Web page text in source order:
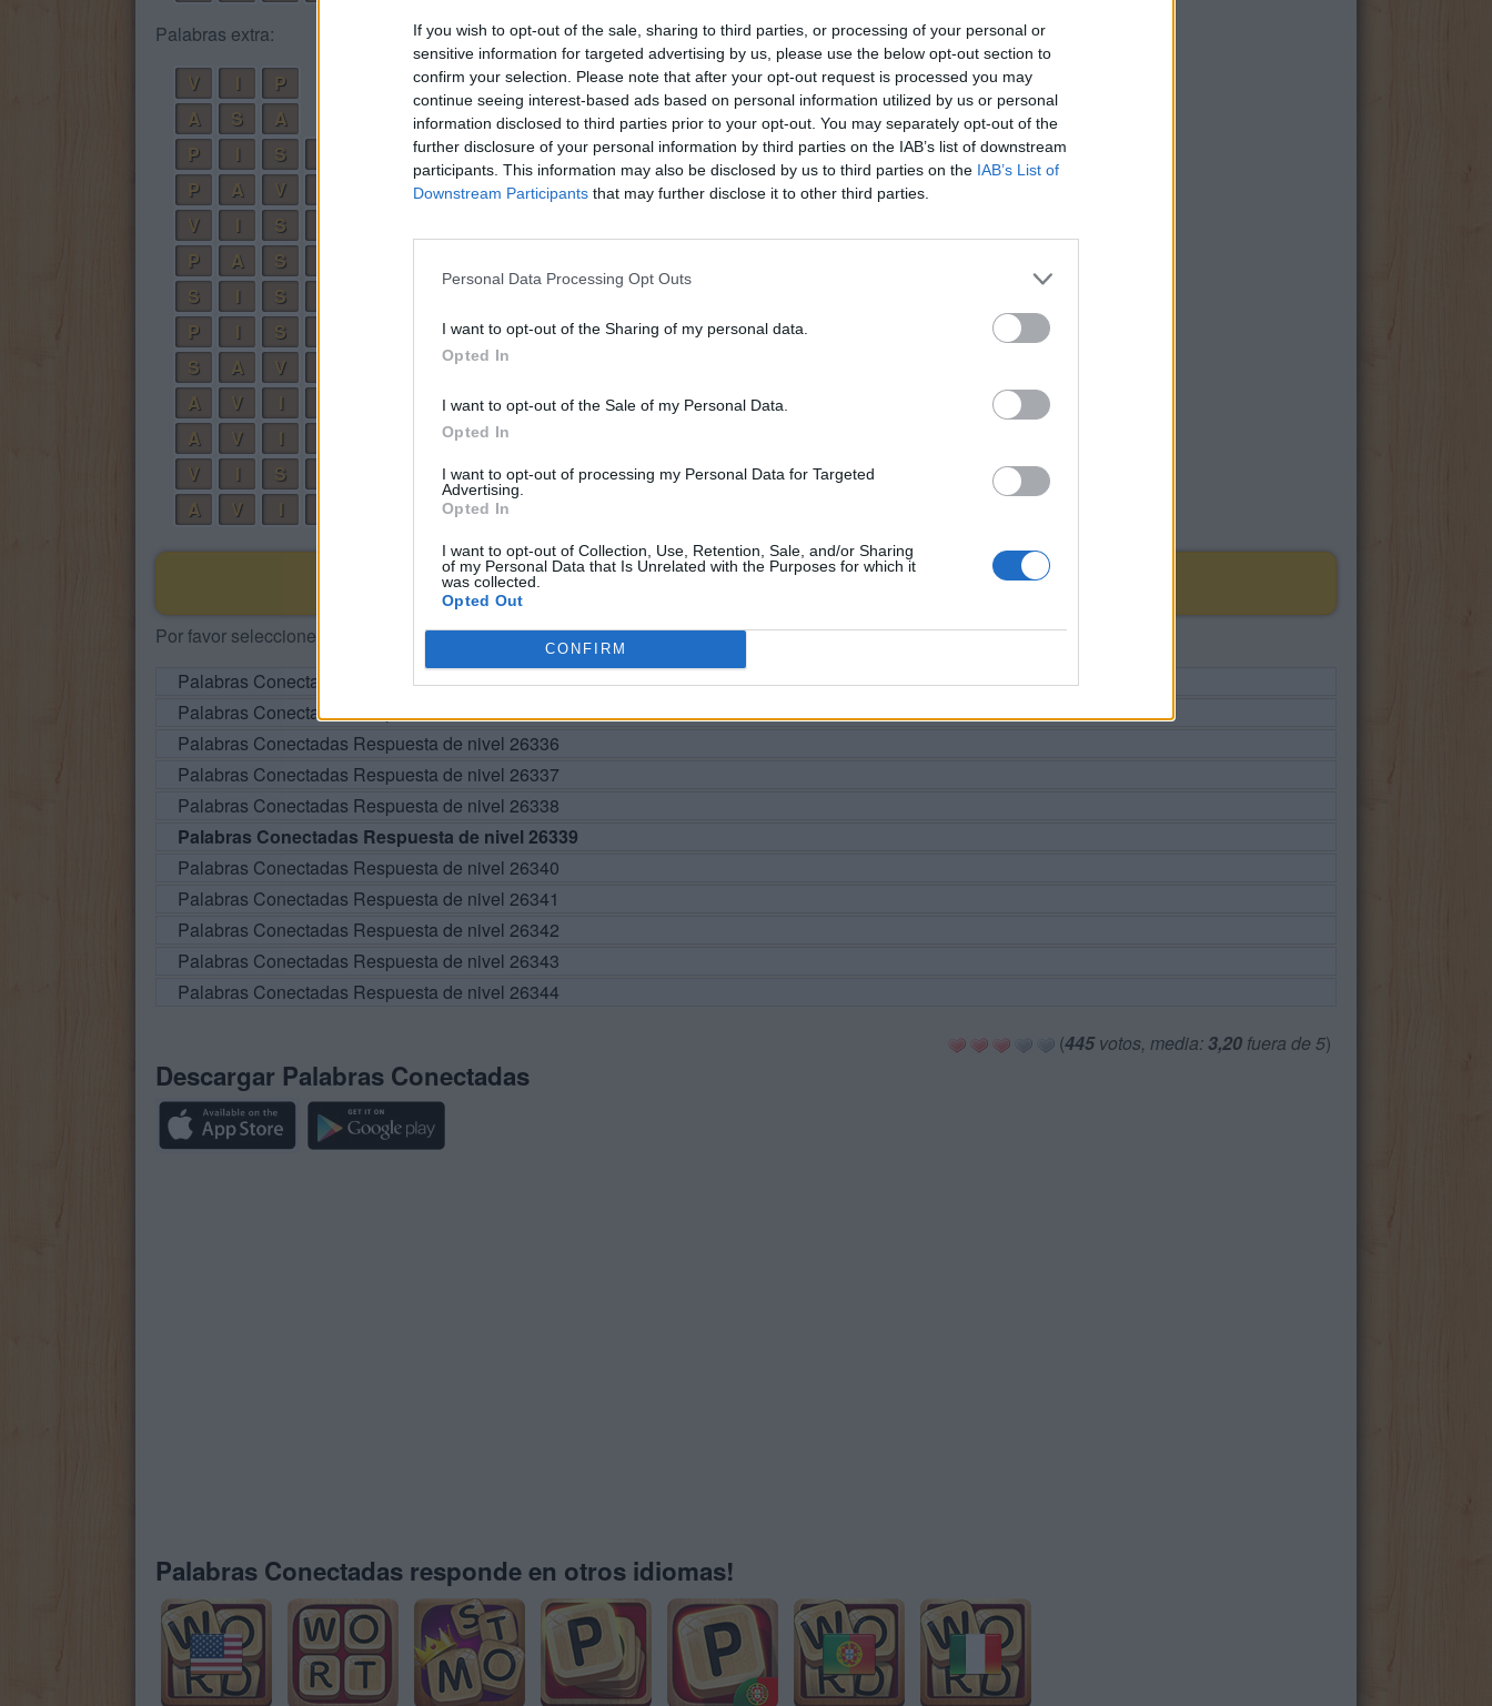
If you wish to opt-out of the sale, sharing to third parties, or processing of your personal or
sensitive information for targeted advertising by us, please use the below opt-out section to
confirm your selection. Please note that after your opt-out request is processed you may
continue seeing interest-based ads based on personal information utilized by us or personal
information disclosed to third parties prior to your opt-out. You may separately opt-out of the
further disclosure of your personal information by third parties on the IAB’s list of downstream
participants. This information may also be disclosed by us to third parties on the IAB’s List of
Downstream Participants that may further disclose it to other third parties.
Personal Data Processing Opt Outs
I want to opt-out of the Sharing of my personal data.
Opted In
I want to opt-out of the Sale of my Personal Data.
Opted In
I want to opt-out of processing my Personal Data for Targeted
Advertising.
Opted In
I want to opt-out of Collection, Use, Retention, Sale, and/or Sharing
of my Personal Data that Is Unrelated with the Purposes for which it
was collected.
Opted Out
CONFIRM
Palabras extra:
V
P
A
S
A
P
S
P
A V
V
S
P
A S
S
S
P
S
S
A V
A
V
A
V
V
S
A
V
BUSCAR MÁS RESPUESTAS
Por favor seleccione los niveles:
Palabras Conectadas Respuesta de nivel 26334
Palabras Conectadas Respuesta de nivel 26335
Palabras Conectadas Respuesta de nivel 26336
Palabras Conectadas Respuesta de nivel 26337
Palabras Conectadas Respuesta de nivel 26338
Palabras Conectadas Respuesta de nivel 26339
Palabras Conectadas Respuesta de nivel 26340
Palabras Conectadas Respuesta de nivel 26341
Palabras Conectadas Respuesta de nivel 26342
Palabras Conectadas Respuesta de nivel 26343
Palabras Conectadas Respuesta de nivel 26344
(445votos, media: 3,20 fuera de 5)
Descargar Palabras Conectadas
Palabras Conectadas responde en otros idiomas!